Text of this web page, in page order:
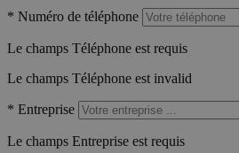
* Numéro de téléphone
Le champs Téléphone est requis
Le champs Téléphone est invalid
* Entreprise
Le champs Entreprise est requis